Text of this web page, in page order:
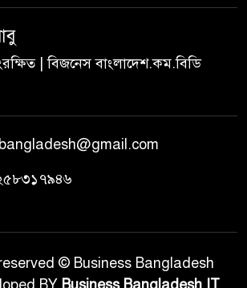
| বিজনেস বাংলাদেশ.কম.বিডি
© Business Bangladesh